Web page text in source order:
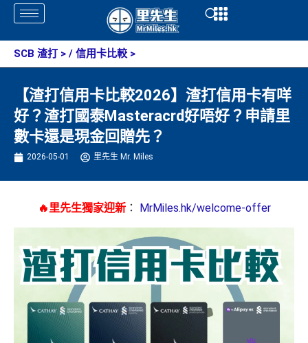
Skip
content
Open
SCB 渣打 > / 信用卡比較 >
【渣打信用卡比較2026】渣打信用卡有咩
好？渣打國泰Masteracrd好唔好？申請里
數卡還是現金回贈先？
2026-05-01 里先生 Mr. Miles
🔥里先生獨家迎新： MrMiles.hk/welcome-offer